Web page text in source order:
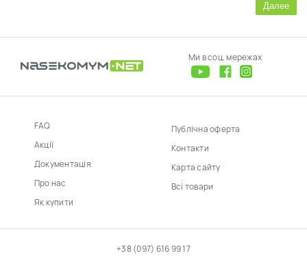
Далее
Ми в соц. мережах
FAQ
Акції
Документація
Про нас
Як купити
Публічна оферта
Контакти
Карта сайту
Всі товари
+38 (097) 616 99 17